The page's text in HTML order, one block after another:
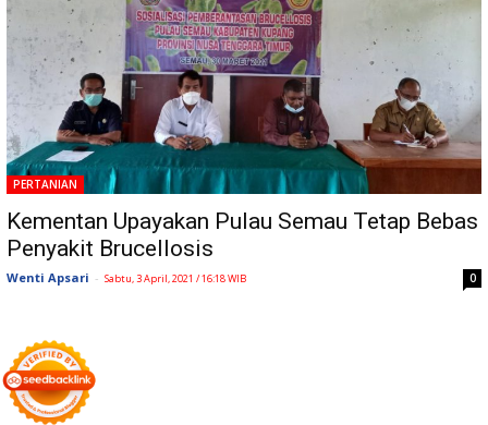
PERTANIAN
Kementan Upayakan Pulau Semau Tetap Bebas
Penyakit Brucellosis
Wenti Apsari - Sabtu, 3 April, 2021 / 16:18 WIB 0